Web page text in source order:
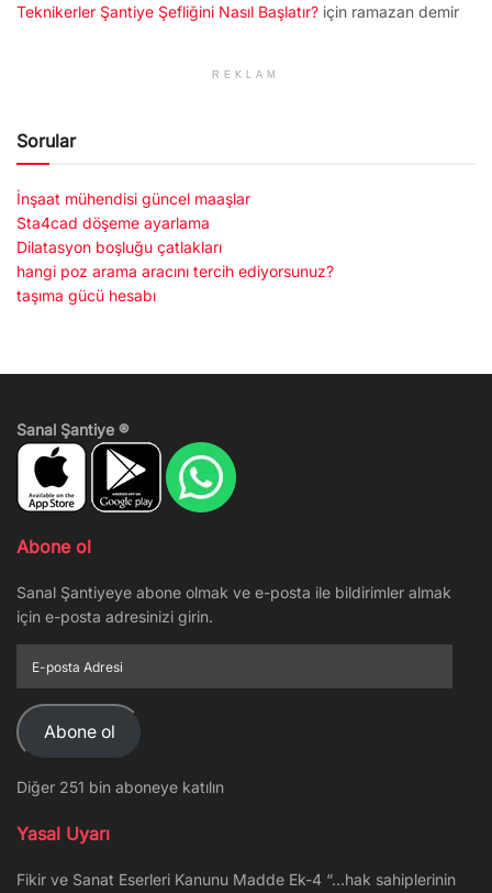
Teknikerler Şantiye Şefliğini Nasıl Başlatır? için ramazan demir
REKLAM
Sorular
İnşaat mühendisi güncel maaşlar
Sta4cad döşeme ayarlama
Dilatasyon boşluğu çatlakları
hangi poz arama aracını tercih ediyorsunuz?
taşıma gücü hesabı
Sanal Şantiye ®
Abone ol
Sanal Şantiyeye abone olmak ve e-posta ile bildirimler almak
için e-posta adresinizi girin.
posta
Adresi
Abone ol
Diğer 251 bin aboneye katılın
Yasal Uyarı
Fikir ve Sanat Eserleri Kanunu Madde Ek-4 “…hak sahiplerinin